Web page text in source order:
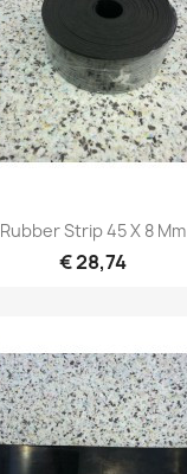
Rubber Strip 45 X 8 Mm
€ 28,74